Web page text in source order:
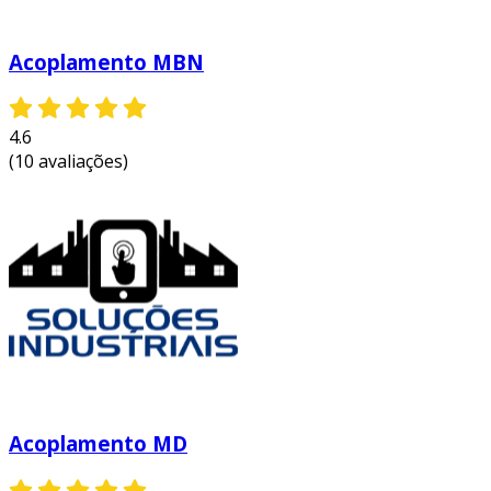
absorção de desalinamentos:
acoplamento h é projetado para
acomodar pequenos desalinhamentos
entre os eixos, evitando desgastes e
falhas que poderiam ocorrer em
redução de vibrações:
amortização de vibrações, protegendo
tanto o motor quanto os componentes
conectados, melhorando a durabilidade
dos sistemas.
simples, permitindo trocas rápidas e
diminuindo o tempo de inatividade das
operações.
Acoplamento MBN
4.6
(10 avaliações)
Acoplamento MD